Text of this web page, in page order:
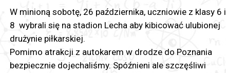
W minioną sobotę, 26 października, uczniowie z klasy 6 i
8 wybrali się na stadion Lecha aby kibicować ulubionej
drużynie piłkarskiej.
Pomimo atrakcji z autokarem w drodze do Poznania
bezpiecznie dojechaliśmy. Spóźnieni ale szczęśliwi